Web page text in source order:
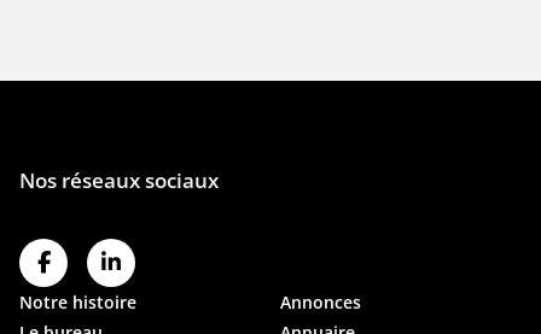
Notre histoire
Annonces